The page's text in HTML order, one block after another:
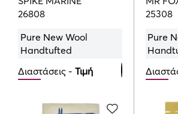
26808
Pure New Wool
Handtufted
Διαστάσεις -Τιμή
25308
Pure
875.00